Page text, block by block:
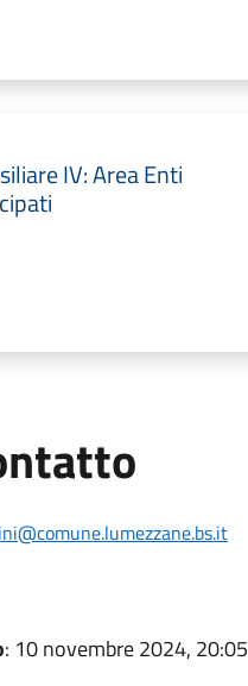
IV: Area Enti
: 10 novembre 2024, 20:05